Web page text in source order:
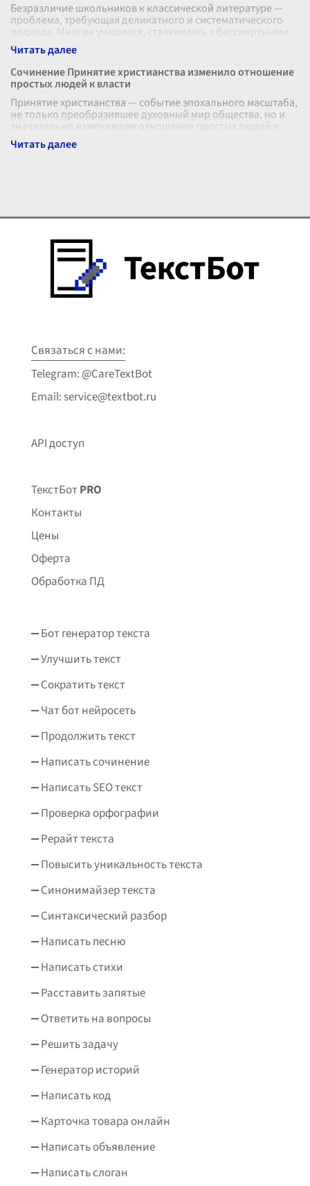
Безразличие школьников к классической литературе —
проблема, требующая деликатного и систематического
подхода. Многие учащиеся, сталкиваясь с бессмертными
произведениями, часто вос
Сочинение Принятие христианства изменило отношение
простых людей к власти
Принятие христианства — событие эпохального масштаба,
не только преобразившее духовный мир общества, но и
значительно изменившее отношение простых людей к
власти. До того как христ
Связаться с нами:
Telegram: @CareTextBot
Email: service@textbot.ru
API доступ
ТекстБотPRO
Контакты
Цены
Оферта
Обработка ПД
Бот генератор текста
Улучшить текст
Сократить текст
Чат бот нейросеть
Продолжить текст
Написать сочинение
Написать SEO текст
Проверка орфографии
Рерайт текста
Повысить уникальность текста
Синонимайзер текста
Синтаксический разбор
Написать песню
Написать стихи
Расставить запятые
Ответить на вопросы
Решить задачу
Генератор историй
Написать код
Карточка товара онлайн
Написать объявление
Написать слоган